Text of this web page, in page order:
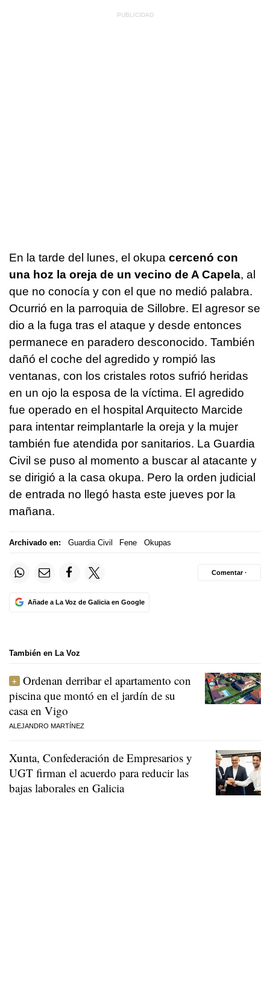
En la tarde del lunes, el okupa cercenó con
una hoz la oreja de un vecino de A Capela, al
que no conocía y con el que no medió palabra.
Ocurrió en la parroquia de Sillobre. El agresor se
dio a la fuga tras el ataque y desde entonces
permanece en paradero desconocido. También
dañó el coche del agredido y rompió las
ventanas, con los cristales rotos sufrió heridas
en un ojo la esposa de la víctima. El agredido
fue operado en el hospital Arquitecto Marcide
para intentar reimplantarle la oreja y la mujer
también fue atendida por sanitarios. La Guardia
Civil se puso al momento a buscar al atacante y
se dirigió a la casa okupa. Pero la orden judicial
de entrada no llegó hasta este jueves por la
mañana.
Archivado en: Guardia Civil Fene Okupas
Añade a La Voz de Galicia en Google
Comentar ·
También en La Voz
Ordenan derribar el apartamento con
piscina que montó en el jardín de su
casa en Vigo
ALEJANDRO MARTÍNEZ
Xunta, Confederación de Empresarios y
UGT firman el acuerdo para reducir las
bajas laborales en Galicia